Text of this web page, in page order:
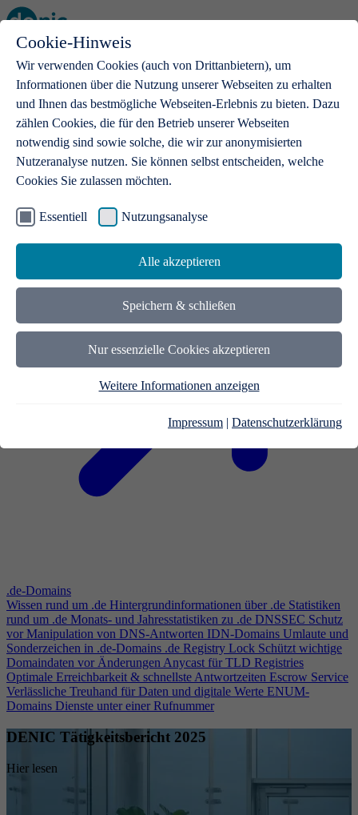
Cookie-Hinweis
Wir verwenden Cookies (auch von Drittanbietern), um
Informationen über die Nutzung unserer Webseiten zu erhalten
und Ihnen das bestmögliche Webseiten-Erlebnis zu bieten. Dazu
zählen Cookies, die für den Betrieb unserer Webseiten
notwendig sind sowie solche, die wir zur anonymisierten
Nutzeranalyse nutzen. Sie können selbst entscheiden, welche
Cookies Sie zulassen möchten.
Essentiell Nutzungsanalyse
Alle akzeptieren
Speichern & schließen
Nur essenzielle Cookies akzeptieren
Weitere Informationen anzeigen
Impressum | Datenschutzerklärung
Open main menu
.de-Domains
Mit einer .de-Domain erhalten Ideen eine Bühne
.de-Domains
Wissen rund um .de Hintergrundinformationen über .de Statistiken
rund um .de Monats- und Jahresstatistiken zu .de DNSSEC Schutz
vor Manipulation von DNS-Antworten IDN-Domains Umlaute und
Sonderzeichen in .de-Domains .de Registry Lock Schützt wichtige
Domaindaten vor ÄnderungenAnycast für TLD Registries
Optimale Erreichbarkeit & schnellste Antwortzeiten Escrow Service
Verlässliche Treuhand für Daten und digitale Werte ENUM-
Domains Dienste unter einer Rufnummer
DENIC Tätigkeitsbericht 2025
Hier lesen